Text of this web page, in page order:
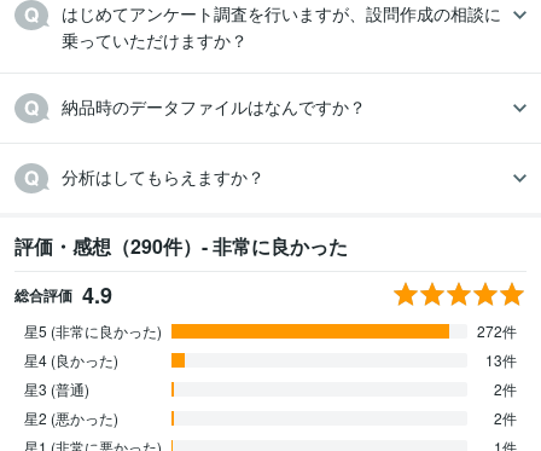
はじめてアンケート調査を行いますが、設問作成の相談に
乗っていただけますか？
納品時のデータファイルはなんですか？
分析はしてもらえますか？
評価・感想（290件）- 非常に良かった
総合評価 4.9
星5 (非常に良かった)
272件
星4 (良かった)
13件
星3 (普通)
2件
星2 (悪かった)
2件
星1 (非常に悪かった)
1件